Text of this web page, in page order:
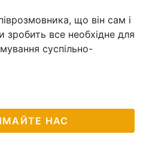
що він сам і
зробить все необхідне для
суспільно-
НАС